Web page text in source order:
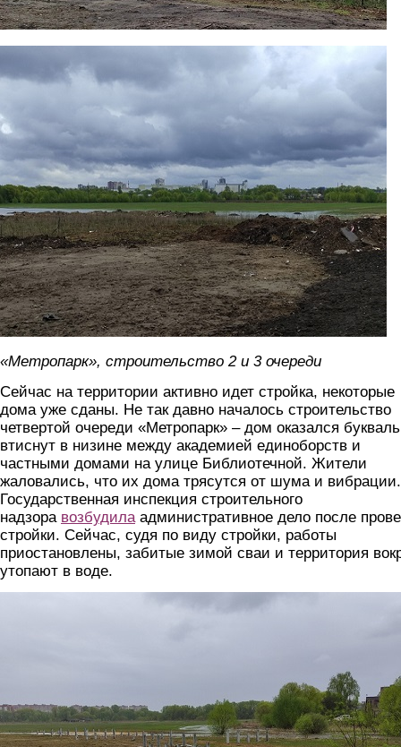
«Метропарк», строительство 2 и 3 очереди
Сейчас на территории активно идет стройка, некоторые
дома уже сданы. Не так давно началось строительство
четвертой очереди «Метропарк» – дом оказался
втиснут в низине между академией единоборств и
частными домами на улице Библиотечной. Жители
жаловались, что их дома трясутся от шума и вибрации.
Государственная инспекция строительного
надзора возбудила административное дело после
стройки. Сейчас, судя по виду стройки, работы
приостановлены, забитые зимой сваи и территория
утопают в воде.